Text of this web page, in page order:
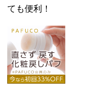
ても便利！